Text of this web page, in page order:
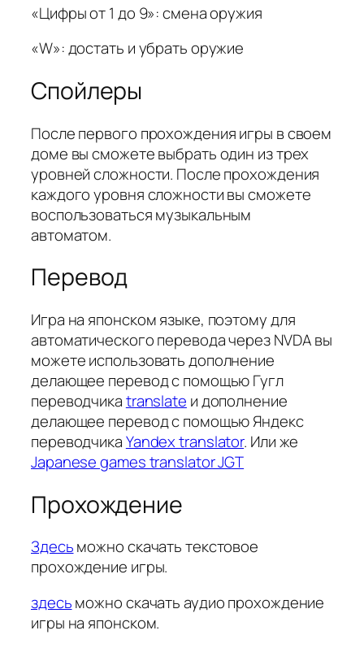
«Цифры от 1 до 9»: смена оружия
«W»: достать и убрать оружие
Спойлеры
После первого прохождения игры в своем
доме вы сможете выбрать один из трех
уровней сложности. После прохождения
каждого уровня сложности вы сможете
воспользоваться музыкальным
автоматом.
Перевод
Игра на японском языке, поэтому для
автоматического перевода через NVDA вы
можете использовать дополнение
делающее перевод с помощью Гугл
переводчикаtranslate и дополнение
делающее перевод с помощью Яндекс
переводчикаYandex translator. Или же
Japanese games translator JGT
Прохождение
Здесьможно скачать текстовое
прохождение игры.
здесьможно скачать аудио прохождение
игры на японском.